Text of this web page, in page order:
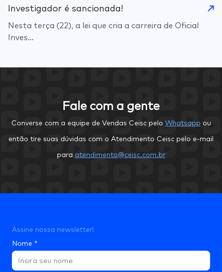
Investigador é sancionada!
Nesta terça (22), a lei que cria a carreira de Oficial
Inves...
Fale com a gente
Converse com a equipe de Vendas Ceisc pelo Whatsapp ou
então tire suas dúvidas com o Atendimento Ceisc pelo e-mail
para atendimento@ceisc.com.br
Assine nossa newsletter!
Nome *